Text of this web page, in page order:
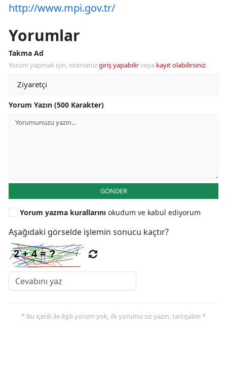
http://www.mpi.gov.tr/
Yorumlar
Takma Ad
Yorum yapmak için, istersenizgiriş yapabilirveya kayıt olabilirsiniz.
Yorum Yazın (500 Karakter)
GÖNDER
Yorum yazma kurallarını okudum ve kabul ediyorum
Aşağıdaki görselde işlemin sonucu kaçtır?
* Bu içerik ile ilgili yorum yok, ilk yorumu siz yazın, tartışalım *